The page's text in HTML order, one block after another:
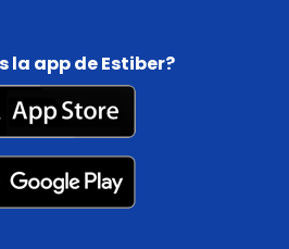
la app de Estiber?